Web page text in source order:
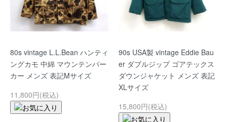
80s vintage L.L.Bean ハンティ
ングカモ 中綿 マウンテンパー
カー メンズ 表記Mサイズ
11,800円(税込)
90s USA製 vintage Eddie Bau
er ダブルジップ ゴアテックス
ダウンジャケット メンズ 表記
XLサイズ
15,800円(税込)